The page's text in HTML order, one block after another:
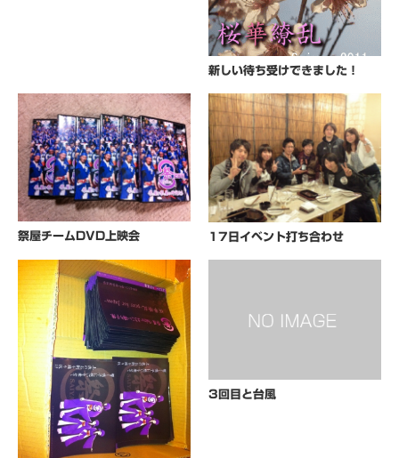
新しい待ち受けできました！
祭屋チームDVD上映会 17日イベント打ち合わせ
3回目と台風